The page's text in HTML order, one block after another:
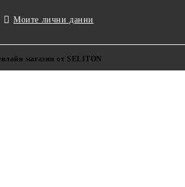
Моите лични данни
магазин от SELITON